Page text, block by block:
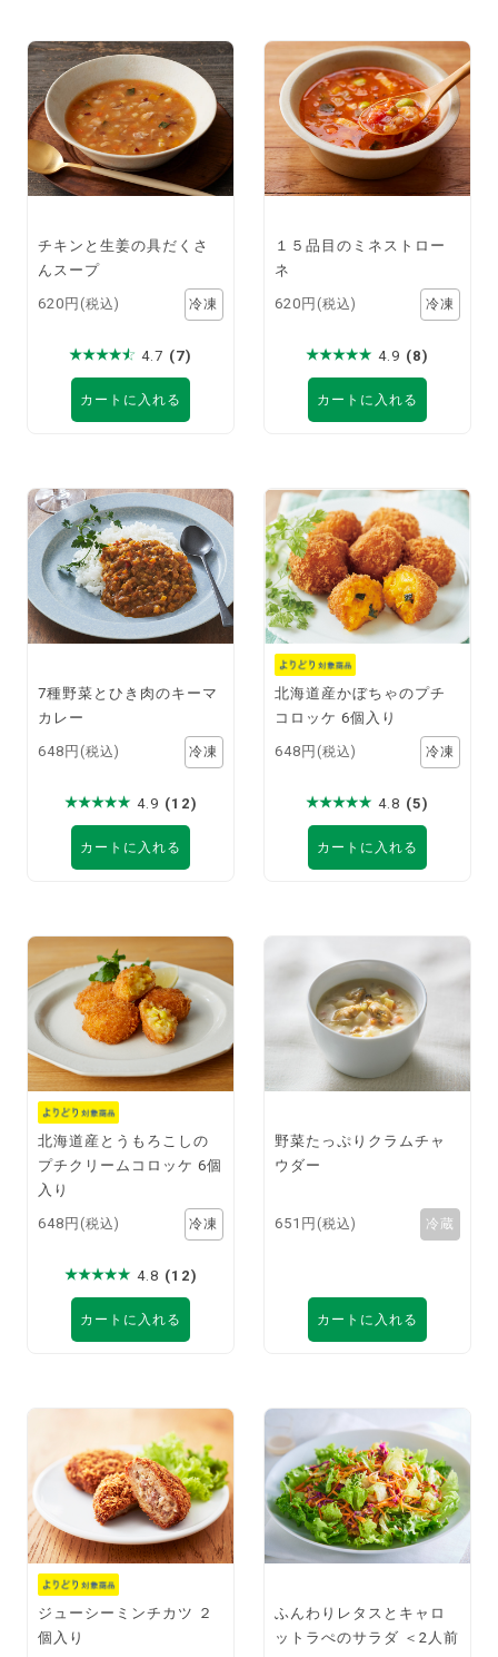
チキンと生姜の具だくさ
んスープ
620円 (税込)
4.7 (7)
カートに入れる
１５品目のミネストロー
ネ
620円 (税込)
4.9 (8)
カートに入れる
7種野菜とひき肉のキーマ
カレー
648円 (税込)
4.9 (12)
カートに入れる
北海道産かぼちゃのプチ
コロッケ 6個入り
648円 (税込)
4.8 (5)
カートに入れる
北海道産とうもろこしの
プチクリームコロッケ 6個
入り
648円 (税込)
4.8 (12)
カートに入れる
野菜たっぷりクラムチャ
ウダー
651円 (税込)
カートに入れる
ジューシーミンチカツ ２
個入り
ふんわりレタスとキャロ
ットラぺのサラダ ＜2人前